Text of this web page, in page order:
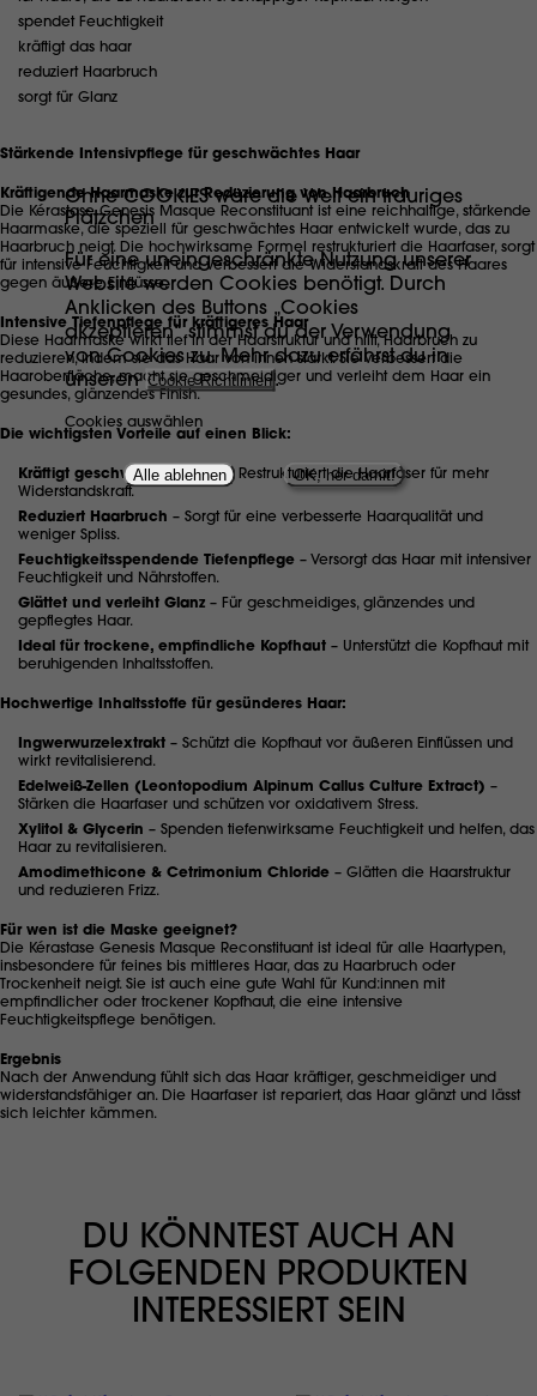
spendet Feuchtigkeit
kräftigt das haar
reduziert Haarbruch
sorgt für Glanz
Stärkende Intensivpflege für geschwächtes Haar
Kräftigende Haarmaske zur Reduzierung von Haarbruch
Die Kérastase Genesis Masque Reconstituant ist eine reichhaltige, stärkende
Haarmaske, die speziell für geschwächtes Haar entwickelt wurde, das zu
Haarbruch neigt. Die hochwirksame Formel restrukturiert die Haarfaser, sorgt
für intensive Feuchtigkeit und verbessert die Widerstandskraft des Haares
gegen äußere Einflüsse.
Intensive Tiefenpflege für kräftigeres Haar
Diese Haarmaske wirkt tief in der Haarstruktur und hilft, Haarbruch zu
reduzieren, indem sie das Haar von innen stärkt. Sie verbessert die
Haaroberfläche, macht sie geschmeidiger und verleiht dem Haar ein
gesundes, glänzendes Finish.
Die wichtigsten Vorteile auf einen Blick:
Kräftigt geschwächtes Haar– Restrukturiert die Haarfaser für mehr
Widerstandskraft.
Reduziert Haarbruch – Sorgt für eine verbesserte Haarqualität und
weniger Spliss.
Feuchtigkeitsspendende Tiefenpflege – Versorgt das Haar mit intensiver
Feuchtigkeit und Nährstoffen.
Glättet und verleiht Glanz – Für geschmeidiges, glänzendes und
gepflegtes Haar.
Ideal für trockene, empfindliche Kopfhaut – Unterstützt die Kopfhaut mit
beruhigenden Inhaltsstoffen.
Hochwertige Inhaltsstoffe für gesünderes Haar:
Ingwerwurzelextrakt – Schützt die Kopfhaut vor äußeren Einflüssen und
wirkt revitalisierend.
Edelweiß-Zellen (Leontopodium Alpinum Callus Culture Extract) –
Stärken die Haarfaser und schützen vor oxidativem Stress.
Xylitol & Glycerin – Spenden tiefenwirksame Feuchtigkeit und helfen, das
Haar zu revitalisieren.
Amodimethicone & Cetrimonium Chloride – Glätten die Haarstruktur
und reduzieren Frizz.
Für wen ist die Maske geeignet?
Die Kérastase Genesis Masque Reconstituant ist ideal für alle Haartypen,
insbesondere für feines bis mittleres Haar, das zu Haarbruch oder
Trockenheit neigt. Sie ist auch eine gute Wahl für Kund:innen mit
empfindlicher oder trockener Kopfhaut, die eine intensive
Feuchtigkeitspflege benötigen.
Ergebnis
Nach der Anwendung fühlt sich das Haar kräftiger, geschmeidiger und
widerstandsfähiger an. Die Haarfaser ist repariert, das Haar glänzt und lässt
sich leichter kämmen.
DU KÖNNTEST AUCH AN
FOLGENDEN PRODUKTEN
INTERESSIERT SEIN
Ohne COOKIES wäre die Welt ein trauriges
Plätzchen
Für eine uneingeschränkte Nutzung unserer
Website werden Cookies benötigt. Durch
Anklicken des Buttons „Cookies
akzeptieren“ stimmst du der Verwendung
von Cookies zu. Mehr dazu erfährst du in
unserenCookie Richtlinien.
Cookies auswählen
Alle ablehnen OK, her damit!